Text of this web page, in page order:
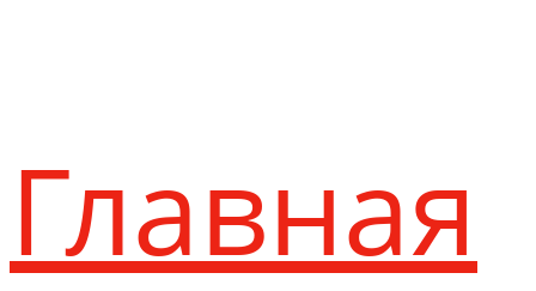
Главная